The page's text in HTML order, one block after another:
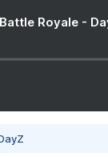
Royale -